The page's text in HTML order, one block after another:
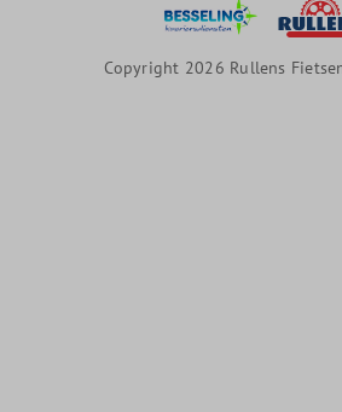
Copyright 2026 Rullens